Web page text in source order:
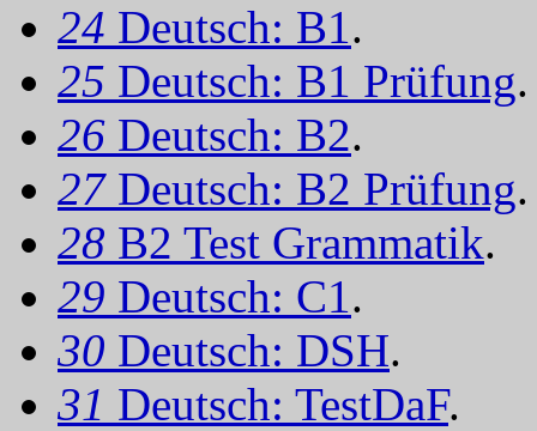
24 Deutsch: B1.
25 Deutsch: B1 Prüfung.
26 Deutsch: B2.
27 Deutsch: B2 Prüfung.
28 B2 Test Grammatik.
29 Deutsch: C1.
30 Deutsch: DSH.
31 Deutsch: TestDaF.